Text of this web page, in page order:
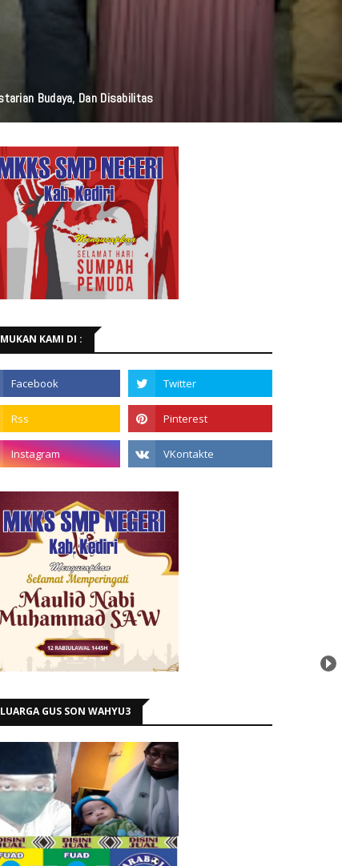
Diluncurkan
KAMI DI :
GUS SON WAHYU3